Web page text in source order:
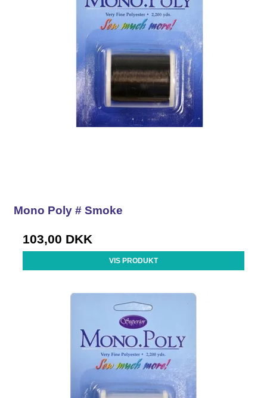
Mono Poly # Smoke
103,00 DKK
VIS PRODUKT